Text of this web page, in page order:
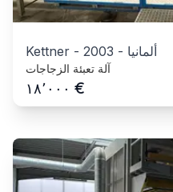
Kettner - 2003 - ألمانيا
آلة تعبئة الزجاجات
١٨٬٠٠٠ €